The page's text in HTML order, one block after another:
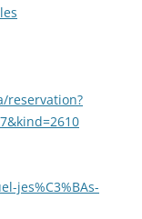
reservation?
jes%C3%BAs-